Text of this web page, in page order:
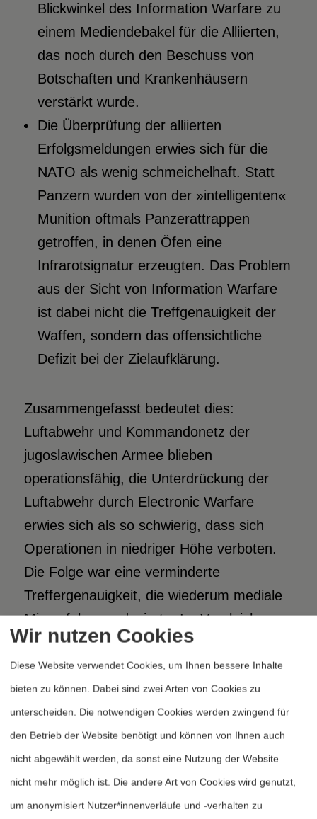
Blickwinkel des Information Warfare zu
einem Mediendebakel für die Alliierten,
das noch durch den Beschuss von
Botschaften und Krankenhäusern
verstärkt wurde.
Die Überprüfung der alliierten
Erfolgsmeldungen erwies sich für die
NATO als wenig schmeichelhaft. Statt
Panzern wurden von der »intelligenten«
Munition oftmals Panzerattrappen
getroffen, in denen Öfen eine
Infrarotsignatur erzeugten. Das Problem
aus der Sicht von Information Warfare
ist dabei nicht die Treffgenauigkeit der
Waffen, sondern das offensichtliche
Defizit bei der Zielaufklärung.
Zusammengefasst bedeutet dies:
Luftabwehr und Kommandonetz der
jugoslawischen Armee blieben
operationsfähig, die Unterdrückung der
Luftabwehr durch Electronic Warfare
erwies sich als so schwierig, dass sich
Operationen in niedriger Höhe verboten.
Die Folge war eine verminderte
Treffergenauigkeit, die wiederum mediale
Misserfolge produzierte. Im Vergleich zu
allen Elementen der Information Warfare-
Doktrin lassen sich also gravierende
Defizite ausmachen.
Bei diesen Ergebnissen verwundert nicht,
dass gerade Militärexperten Belgrad zum
Sieger der ersten Kriegsphase erklärten.
7
Nach zwei Monaten Krieg wurden
Wir nutzen Cookies
Diese Website verwendet Cookies, um Ihnen bessere Inhalte
bieten zu können. Dabei sind zwei Arten von Cookies zu
unterscheiden. Die notwendigen Cookies werden zwingend für
den Betrieb der Website benötigt und können von Ihnen auch
nicht abgewählt werden, da sonst eine Nutzung der Website
nicht mehr möglich ist. Die andere Art von Cookies wird genutzt,
um anonymisiert Nutzer*innenverläufe und -verhalten zu